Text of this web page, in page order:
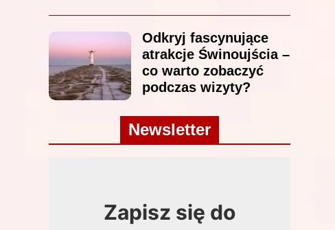
Odkryj fascynujące
atrakcje Świnoujścia –
co warto zobaczyć
podczas wizyty?
Newsletter
Zapisz się do